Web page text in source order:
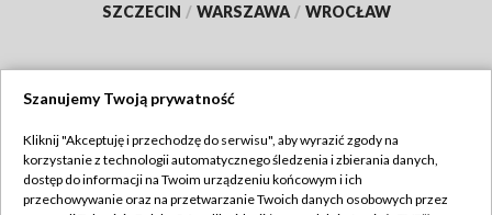
SZCZECIN / WARSZAWA / WROCŁAW
TVP
Abonament TVP
Regulamin TVP
Szanujemy Twoją prywatność
Kliknij "Akceptuję i przechodzę do serwisu", aby wyrazić zgody na
korzystanie z technologii automatycznego śledzenia i zbierania danych,
dostęp do informacji na Twoim urządzeniu końcowym i ich
przechowywanie oraz na przetwarzanie Twoich danych osobowych przez